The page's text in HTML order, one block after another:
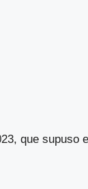
que supuso